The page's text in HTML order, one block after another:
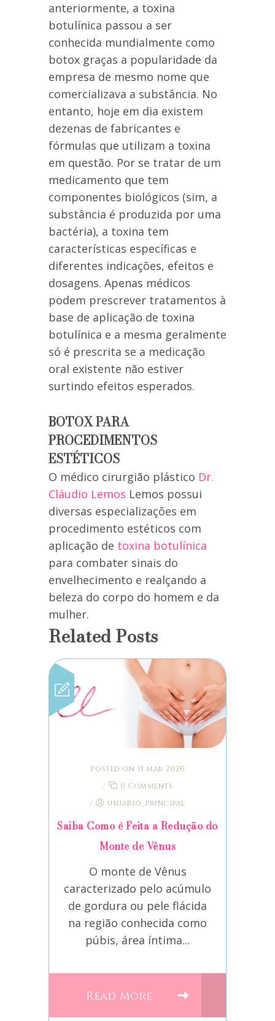
anteriormente, a toxina
botulínica passou a ser
conhecida mundialmente como
botox graças a popularidade da
empresa de mesmo nome que
comercializava a substância. No
entanto, hoje em dia existem
dezenas de fabricantes e
fórmulas que utilizam a toxina
em questão. Por se tratar de um
medicamento que tem
componentes biológicos (sim, a
substância é produzida por uma
bactéria), a toxina tem
características específicas e
diferentes indicações, efeitos e
dosagens. Apenas médicos
podem prescrever tratamentos à
base de aplicação de toxina
botulínica e a mesma geralmente
só é prescrita se a medicação
oral existente não estiver
surtindo efeitos esperados.
BOTOX PARA
PROCEDIMENTOS
ESTÉTICOS
O médico cirurgião plástico Dr.
Cláudio Lemos Lemos possui
diversas especializações em
procedimento estéticos com
aplicação de toxina botulínica
para combater sinais do
envelhecimento e realçando a
beleza do corpo do homem e da
mulher.
Related Posts
Posted on 31 mar 2020
/
0 Comments
/
usuario_principal
Saiba Como é Feita a Redução do
Monte de Vênus
O monte de Vênus
caracterizado pelo acúmulo
de gordura ou pele flácida
na região conhecida como
púbis, área íntima...
Read More